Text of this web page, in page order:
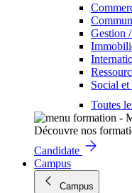
Gestion
Social
Toutes
Découvre nos
Candidate
Campus
Campus